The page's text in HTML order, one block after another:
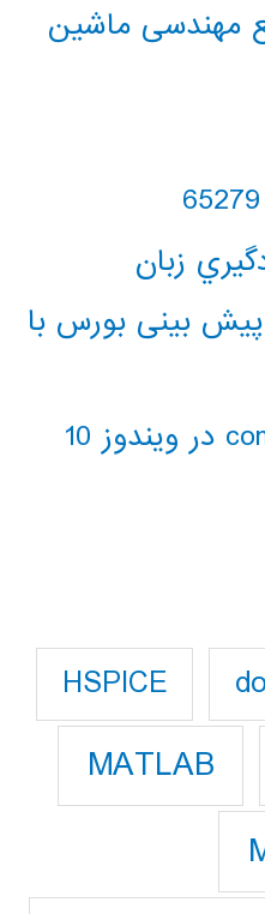
مهندسی ماشین
زبان
بینی بورس با
HSPICE
MATLAB